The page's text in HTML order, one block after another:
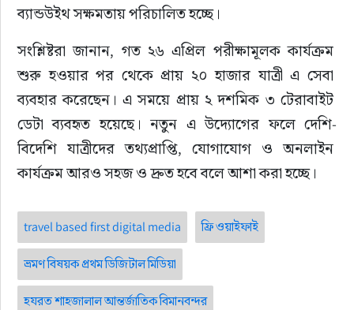
ব্যান্ডউইথ সক্ষমতায় পরিচালিত হচ্ছে।
সংশ্লিষ্টরা জানান, গত ২৬ এপ্রিল পরীক্ষামূলক কার্যক্রম
শুরু হওয়ার পর থেকে প্রায় ২০ হাজার যাত্রী এ সেবা
ব্যবহার করেছেন। এ সময়ে প্রায় ২ দশমিক ৩ টেরাবাইট
ডেটা ব্যবহৃত হয়েছে। নতুন এ উদ্যোগের ফলে দেশি-
বিদেশি যাত্রীদের তথ্যপ্রাপ্তি, যোগাযোগ ও অনলাইন
কার্যক্রম আরও সহজ ও দ্রুত হবে বলে আশা করা হচ্ছে।
travel based first digital media ফ্রি ওয়াইফাই
ভ্রমণ বিষয়ক প্রথম ডিজিটাল মিডিয়া
হযরত শাহজালাল আন্তর্জাতিক বিমানবন্দর